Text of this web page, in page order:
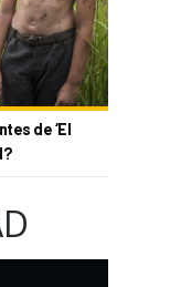
de ‘El